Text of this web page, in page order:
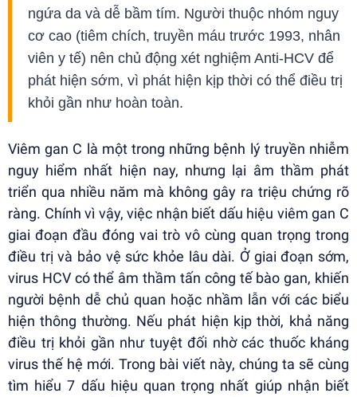
ngứa da và dễ bầm tím. Người thuộc nhóm nguy
cơ cao (tiêm chích, truyền máu trước 1993, nhân
viên y tế) nên chủ động xét nghiệm Anti-HCV để
phát hiện sớm, vì phát hiện kịp thời có thể điều trị
khỏi gần như hoàn toàn.
Viêm gan C là một trong những bệnh lý truyền nhiễm
nguy hiểm nhất hiện nay, nhưng lại âm thầm phát
triển qua nhiều năm mà không gây ra triệu chứng rõ
ràng. Chính vì vậy, việc nhận biết dấu hiệu viêm gan C
giai đoạn đầu đóng vai trò vô cùng quan trọng trong
điều trị và bảo vệ sức khỏe lâu dài. Ở giai đoạn sớm,
virus HCV có thể âm thầm tấn công tế bào gan, khiến
người bệnh dễ chủ quan hoặc nhầm lẫn với các biểu
hiện thông thường. Nếu phát hiện kịp thời, khả năng
điều trị khỏi gần như tuyệt đối nhờ các thuốc kháng
virus thế hệ mới. Trong bài viết này, chúng ta sẽ cùng
tìm hiểu 7 dấu hiệu quan trọng nhất giúp nhận biết